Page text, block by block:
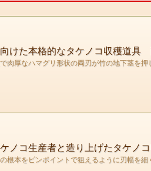
けた本格的なタケノコ収穫道具
厚なハマグリ形状の両刃が竹の地下茎を
ノコ生産者と造り上げたタケノ
本をピンポイントで狙えるように刃幅を細